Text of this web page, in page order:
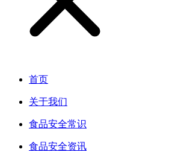
首页
关于我们
食品安全常识
食品安全资讯